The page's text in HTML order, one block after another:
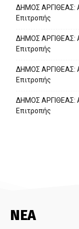
ΔΗΜΟΣ ΑΡΓΙΘΕΑΣ:
Επιτροπής
ΔΗΜΟΣ ΑΡΓΙΘΕΑΣ:
Επιτροπής
ΔΗΜΟΣ ΑΡΓΙΘΕΑΣ:
Επιτροπής
ΔΗΜΟΣ ΑΡΓΙΘΕΑΣ:
Επιτροπής
ΝΕΑ